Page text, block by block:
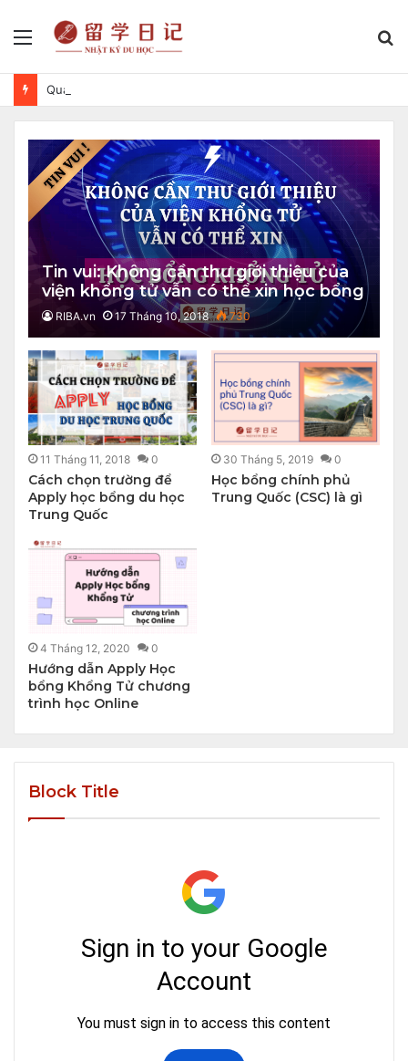
Menu
Quảng Tây – một phần thanh xuân
Tin vui: Không cần thư giới thiệu của
viện khổng tử vẫn có thể xin học bổng
Khổng Tử
RIBA.vn 17 Tháng 10, 2018 730
11 Tháng 11, 2018 0
Cách chọn trường để
Apply học bổng du học
Trung Quốc
30 Tháng 5, 2019 0
Học bổng chính phủ
Trung Quốc (CSC) là gì
4 Tháng 12, 2020 0
Hướng dẫn Apply Học
bổng Khổng Tử chương
trình học Online
Block Title